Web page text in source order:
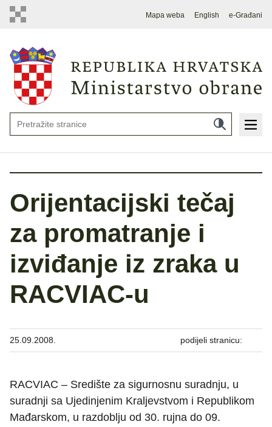
Mapa weba English e-Građani
Orijentacijski tečaj
za promatranje i
izviđanje iz zraka u
RACVIAC-u
25.09.2008. podijeli stranicu:
RACVIAC – Središte za sigurnosnu suradnju, u
suradnji sa Ujedinjenim Kraljevstvom i Republikom
Mađarskom, u razdoblju od 30. rujna do 09.